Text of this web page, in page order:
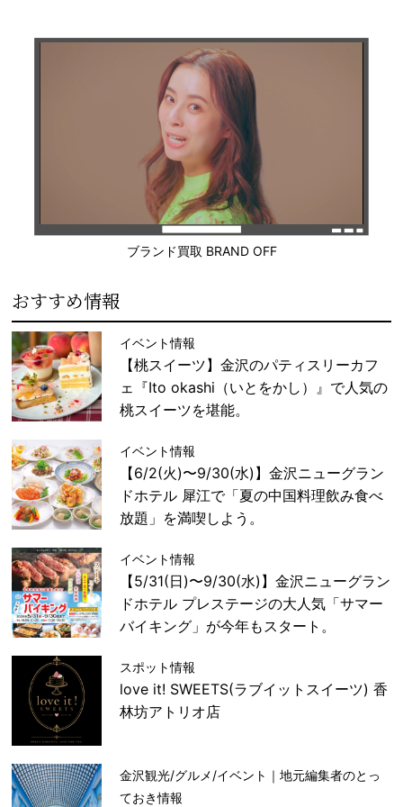
ブランド買取 BRAND OFF
おすすめ情報
イベント情報
【桃スイーツ】金沢のパティスリーカフ
ェ『Ito okashi（いとをかし）』で人気の
桃スイーツを堪能。
イベント情報
【6/2(火)〜9/30(水)】金沢ニューグラン
ドホテル 犀江で「夏の中国料理飲み食べ
放題」を満喫しよう。
イベント情報
【5/31(日)〜9/30(水)】金沢ニューグラン
ドホテル プレステージの大人気「サマー
バイキング」が今年もスタート。
スポット情報
love it! SWEETS(ラブイットスイーツ) 香
林坊アトリオ店
金沢観光/グルメ/イベント｜地元編集者のとっ
ておき情報